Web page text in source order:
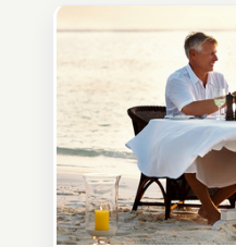
tranquilamente
turístico.